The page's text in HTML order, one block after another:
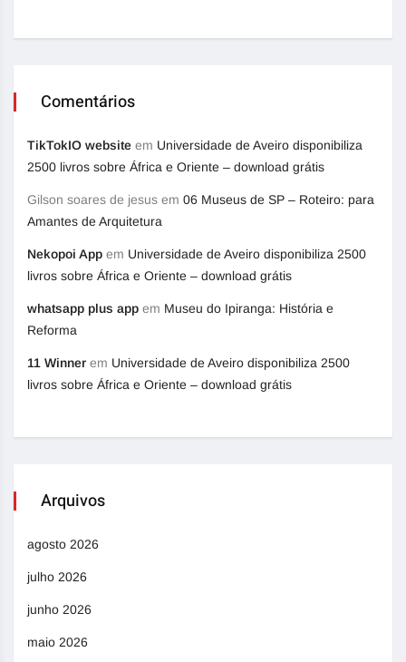
Comentários
TikTokIO website em Universidade de Aveiro disponibiliza
2500 livros sobre África e Oriente – download grátis
Gilson soares de jesus em 06 Museus de SP – Roteiro: para
Amantes de Arquitetura
Nekopoi App em Universidade de Aveiro disponibiliza 2500
livros sobre África e Oriente – download grátis
whatsapp plus app em Museu do Ipiranga: História e
Reforma
11 Winner em Universidade de Aveiro disponibiliza 2500
livros sobre África e Oriente – download grátis
Arquivos
agosto 2026
julho 2026
junho 2026
maio 2026